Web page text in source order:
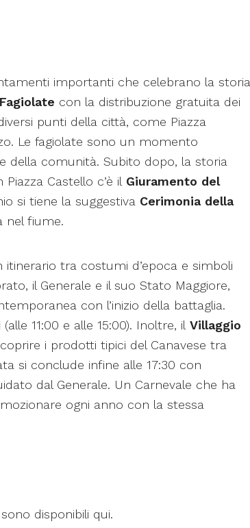
importanti che celebrano la storia
Fagiolate con la distribuzione gratuita dei
punti della città, come Piazza
Le fagiolate sono un momento
della comunità. Subito dopo, la storia
Castello c’è il Giuramento del
si tiene la suggestiva Cerimonia della
nel fiume.
itinerario tra costumi d’epoca e simboli
il Generale e il suo Stato Maggiore,
con l’inizio della battaglia.
11:00 e alle 15:00). Inoltre, il Villaggio
i prodotti tipici del Canavese tra
si conclude infine alle 17:30 con
dal Generale. Un Carnevale che ha
ogni anno con la stessa
disponibili qui.